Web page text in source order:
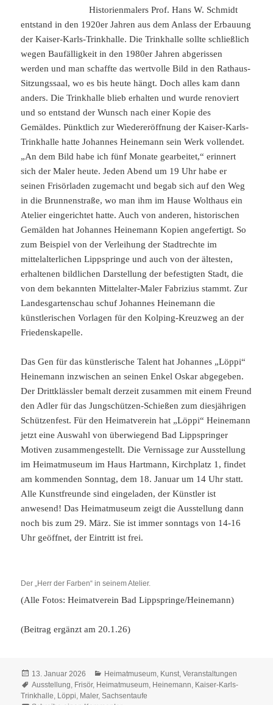
Historienmalers Prof. Hans W. Schmidt
entstand in den 1920er Jahren aus dem Anlass der Erbauung
der Kaiser-Karls-Trinkhalle. Die Trinkhalle sollte schließlich
wegen Baufälligkeit in den 1980er Jahren abgerissen
werden und man schaffte das wertvolle Bild in den Rathaus-
Sitzungssaal, wo es bis heute hängt. Doch alles kam dann
anders. Die Trinkhalle blieb erhalten und wurde renoviert
und so entstand der Wunsch nach einer Kopie des
Gemäldes. Pünktlich zur Wiedereröffnung der Kaiser-Karls-
Trinkhalle hatte Johannes Heinemann sein Werk vollendet.
„An dem Bild habe ich fünf Monate gearbeitet,“ erinnert
sich der Maler heute. Jeden Abend um 19 Uhr habe er
seinen Frisörladen zugemacht und begab sich auf den Weg
in die Brunnenstraße, wo man ihm im Hause Wolthaus ein
Atelier eingerichtet hatte. Auch von anderen, historischen
Gemälden hat Johannes Heinemann Kopien angefertigt. So
zum Beispiel von der Verleihung der Stadtrechte im
mittelalterlichen Lippspringe und auch von der ältesten,
erhaltenen bildlichen Darstellung der befestigten Stadt, die
von dem bekannten Mittelalter-Maler Fabrizius stammt. Zur
Landesgartenschau schuf Johannes Heinemann die
künstlerischen Vorlagen für den Kolping-Kreuzweg an der
Friedenskapelle.
Das Gen für das künstlerische Talent hat Johannes „Löppi“
Heinemann inzwischen an seinen Enkel Oskar abgegeben.
Der Drittklässler bemalt derzeit zusammen mit einem Freund
den Adler für das Jungschützen-Schießen zum diesjährigen
Schützenfest. Für den Heimatverein hat „Löppi“ Heinemann
jetzt eine Auswahl von überwiegend Bad Lippspringer
Motiven zusammengestellt. Die Vernissage zur Ausstellung
im Heimatmuseum im Haus Hartmann, Kirchplatz 1, findet
am kommenden Sonntag, dem 18. Januar um 14 Uhr statt.
Alle Kunstfreunde sind eingeladen, der Künstler ist
anwesend! Das Heimatmuseum zeigt die Ausstellung dann
noch bis zum 29. März. Sie ist immer sonntags von 14-16
Uhr geöffnet, der Eintritt ist frei.
Der „Herr der Farben“ in seinem Atelier.
(Alle Fotos: Heimatverein Bad Lippspringe/Heinemann)
(Beitrag ergänzt am 20.1.26)
Veröffentlicht
am
13. Januar 2026 Kategorien
Heimatmuseum, Kunst,Veranstaltungen
Schlagwörter
Ausstellung, Frisör, Heimatmuseum, Heinemann, Kaiser-Karls-
Trinkhalle, Löppi, Maler,Sachsentaufe